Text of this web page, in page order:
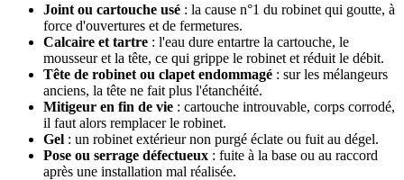
Joint ou cartouche usé : la cause n°1 du robinet qui goutte, à
force d'ouvertures et de fermetures.
Calcaire et tartre : l'eau dure entartre la cartouche, le
mousseur et la tête, ce qui grippe le robinet et réduit le débit.
Tête de robinet ou clapet endommagé : sur les mélangeurs
anciens, la tête ne fait plus l'étanchéité.
Mitigeur en fin de vie : cartouche introuvable, corps corrodé,
il faut alors remplacer le robinet.
Gel : un robinet extérieur non purgé éclate ou fuit au dégel.
Pose ou serrage défectueux : fuite à la base ou au raccord
après une installation mal réalisée.